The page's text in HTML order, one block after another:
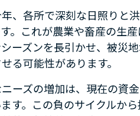
、各所で深刻な日照りと
。これが農業や畜産の生
ーズンを長引かせ、被災
る可能性があります。
ーズの増加は、現在の資
す。この負のサイクルか